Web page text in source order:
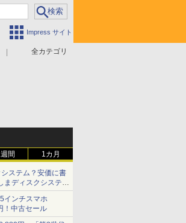
Impress サイト
全カテゴリ
間 1カ月
ステム？安価に書
まディスクシステ
インチスマホ
！中古セール